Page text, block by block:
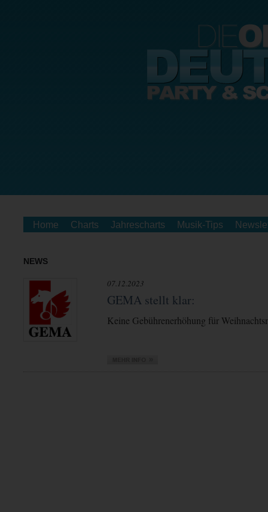
Home Charts Jahrescharts Musik-Tips
NEWS
07.12.2023
GEMA stellt klar:
Keine Gebührenerhöhung für